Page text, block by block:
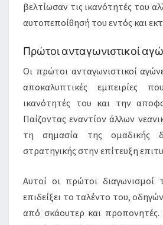
βελτίωσαν τις ικανότητές του
αυτοπεποίθησή του εντός και
Πρώτοι ανταγωνιστικοί
Οι πρώτοι ανταγωνιστικοί
αποκαλυπτικές εμπειρίες
ικανότητές του και την
Παίζοντας εναντίον άλλων
τη σημασία της ομαδικής
στρατηγικής στην επίτευξη
Αυτοί οι πρώτοι διαγωνισμοί
επιδείξει το ταλέντο του,
από σκάουτερ και προπονητές.